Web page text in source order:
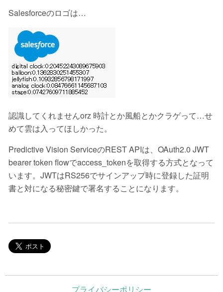
Salesforceのロゴは…
認識してくれませんorz 時計とか風船とかクラゲって…せ
めて雲は入ってほしかった。
Predictive Vision ServiceのREST APIは、OAuth2.0 JWT
bearer token flowでaccess_tokenを取得する方式となって
います。JWTはRS256でサインアップ時に登録した証明
書と対になる秘密鍵で署名することになります。
プライバシーポリシー